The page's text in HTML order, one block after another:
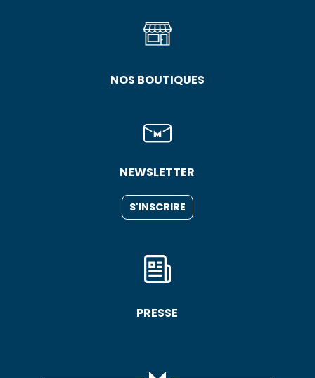
NOS BOUTIQUES
NEWSLETTER
S'INSCRIRE
PRESSE